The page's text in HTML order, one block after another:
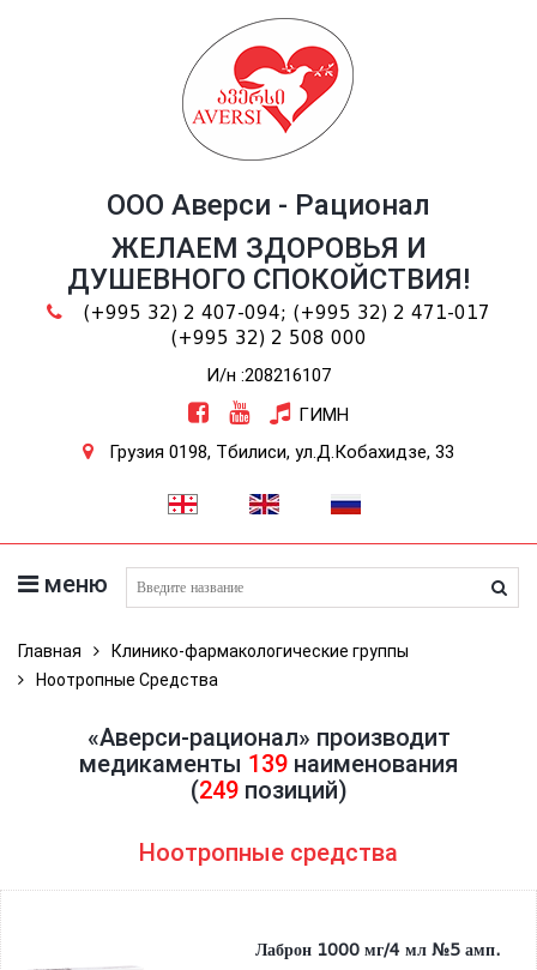
ООО Аверси - Рационал
ЖЕЛАЕМ ЗДОРОВЬЯ И
ДУШЕВНОГО СПОКОЙСТВИЯ!
(+995 32) 2 407-094; (+995 32) 2 471-017
(+995 32) 2 508 000
И/н :208216107
ГИМН
Грузия 0198, Тбилиси, ул.Д.Кобахидзе, 33
меню поиск лекарств
Главная
Клинико-фармакологические группы
Ноотропные Средства
«Аверси-рационал» производит
медикаменты 139 наименования
(249 позиций)
Ноотропные средства
Лаброн 1000 мг/4 мл №5 амп.